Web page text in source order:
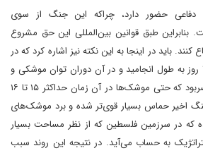
دفاعی حضور دارد، چراکه این جنگ از سوی
بنابراین طبق قوانین بین‌المللی این حق مشروع
باید در اینجا به این نکته نیز اشاره کرد که در
مقایسه با جنگ ۲۰۰۹ که ۲۲ روز به طول انجامید و در آن دوران توان موشکی و
نظامی مقاومت بسیار مختصربود که حتی موشک‌ها در آن زمان حداکثر ۱۵ تا ۱۶
اخیر حماس بسیار قوی‌تر شده و برد موشک‌های
هم رسیده که در سرزمین فلسطین که از نظر مساحت بسیار
به حساب می‌آید. در نتیجه این روند سبب